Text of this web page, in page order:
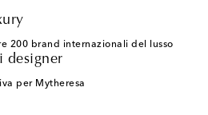
200 brand internazionali del lusso
designer
per Mytheresa